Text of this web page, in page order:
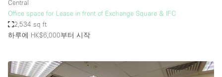
Central
Office space for Lease in front of Exchange Square & IFC
2,534 sq ft
하루에 HK$6,000부터 시작